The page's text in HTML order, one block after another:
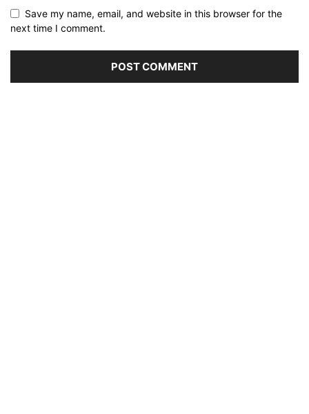
Save my name, email, and website in this browser for the
next time I comment.